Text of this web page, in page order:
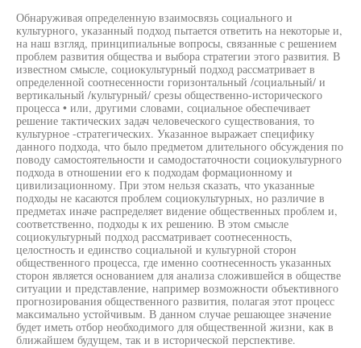
Обнаруживая определенную взаимосвязь социального и
культурного, указанный подход пытается ответить на некоторые и,
на наш взгляд, принципиальные вопросы, связанные с решением
проблем развития общества и выбора стратегии этого развития. В
известном смысле, социокультурный подход рассматривает в
определенной соотнесенности горизонтальный /социальный/ и
вертикальный /культурный/ срезы общественно-исторического
процесса • или, другими словами, социальное обеспечивает
решение тактических задач человеческого существования, то
культурное -стратегических. Указанное выражает специфику
данного подхода, что было предметом длительного обсуждения по
поводу самостоятельности и самодостаточности социокультурного
подхода в отношении его к подходам формационному и
цивилизационному. При этом нельзя сказать, что указанные
подходы не касаются проблем социокультурных, но различие в
предметах иначе распределяет видение общественных проблем и,
соответственно, подходы к их решению. В этом смысле
социокультурный подход рассматривает соотнесенность,
целостность и единство социальной и культурной сторон
общественного процесса, где именно соотнесенность указанных
сторон является основанием для анализа сложившейся в обществе
ситуации и представление, например возможности объективного
прогнозирования общественного развития, полагая этот процесс
максимально устойчивым. В данном случае решающее значение
будет иметь отбор необходимого для общественной жизни, как в
ближайшем будущем, так и в исторической перспективе.